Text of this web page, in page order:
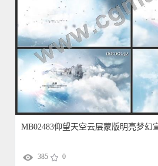
MB02483仰望天空云层蒙版明亮梦幻
385 0